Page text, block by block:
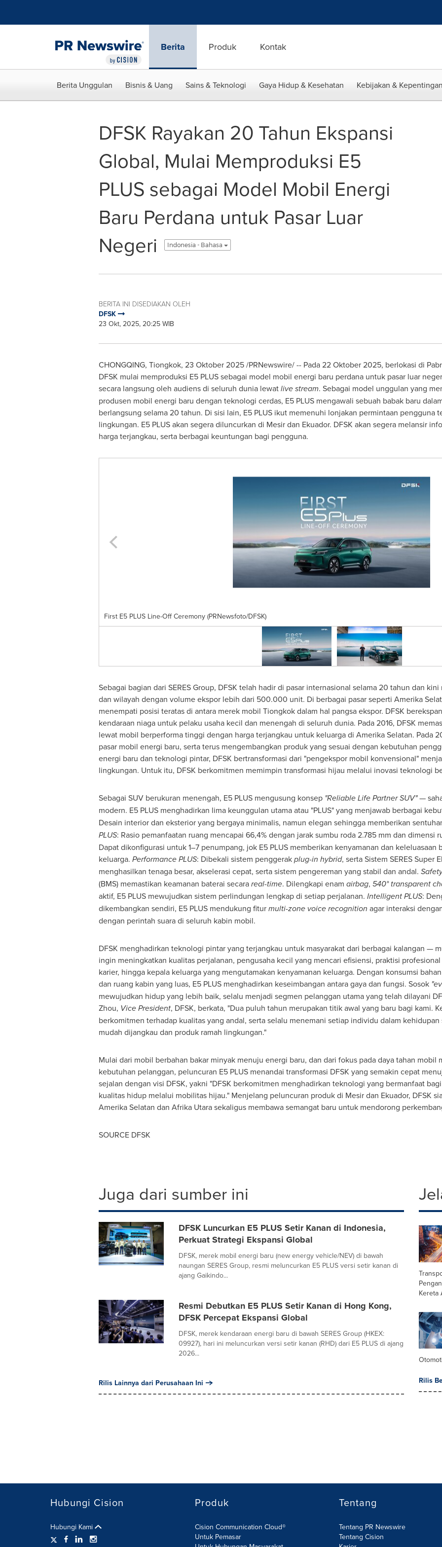
Berita Produk Kontak
Berita Unggulan Bisnis & Uang Sains & Teknologi Gaya Hidup & Kesehatan Kebijakan &
DFSK Rayakan 20 Tahun Ekspansi
Global, Mulai Memproduksi E5
PLUS sebagai Model Mobil Energi
Baru Perdana untuk Pasar Luar
Negeri
Indonesia - Bahasa
BERITA INI DISEDIAKAN OLEH
DFSK
23 Okt, 2025, 20:25 WIB
CHONGQING, Tiongkok, 23 Oktober 2025 /PRNewswire/ -- Pada 22 Oktober 2025, berlokasi di
DFSK mulai memproduksi E5 PLUS sebagai model mobil energi baru perdana untuk pasar luar
secara langsung oleh audiens di seluruh dunia lewatlive stream. Sebagai model unggulan yang
produsen mobil energi baru dengan teknologi cerdas, E5 PLUS mengawali sebuah babak baru
berlangsung selama 20 tahun. Di sisi lain, E5 PLUS ikut memenuhi lonjakan permintaan pengguna
lingkungan. E5 PLUS akan segera diluncurkan di Mesir dan Ekuador. DFSK akan segera melansir
harga terjangkau, serta berbagai keuntungan bagi pengguna.
First E5 PLUS Line-Off Ceremony (PRNewsfoto/DFSK)
Sebagai bagian dari SERES Group, DFSK telah hadir di pasar internasional selama 20 tahun dan
dan wilayah dengan volume ekspor lebih dari 500.000 unit. Di berbagai pasar seperti Amerika
menempati posisi teratas di antara merek mobil Tiongkok dalam hal pangsa ekspor. DFSK
kendaraan niaga untuk pelaku usaha kecil dan menengah di seluruh dunia. Pada 2016, DFSK
lewat mobil berperforma tinggi dengan harga terjangkau untuk keluarga di Amerika Selatan. Pada
pasar mobil energi baru, serta terus mengembangkan produk yang sesuai dengan kebutuhan
energi baru dan teknologi pintar, DFSK bertransformasi dari "pengekspor mobil konvensional"
lingkungan. Untuk itu, DFSK berkomitmen memimpin transformasi hijau melalui inovasi teknologi
Sebagai SUV berukuran menengah, E5 PLUS mengusung konsep "Reliable Life Partner SUV"—
modern. E5 PLUS menghadirkan lima keunggulan utama atau "PLUS" yang menjawab berbagai
Desain interior dan eksterior yang bergaya minimalis, namun elegan sehingga memberikan
PLUS: Rasio pemanfaatan ruang mencapai 66,4% dengan jarak sumbu roda 2.785 mm dan dimensi
Dapat dikonfigurasi untuk 1–7 penumpang, jok E5 PLUS memberikan kenyamanan dan
keluarga. Performance PLUS: Dibekali sistem penggerakplug-in hybrid, serta Sistem SERES Super
menghasilkan tenaga besar, akselerasi cepat, serta sistem pengereman yang stabil dan andal.
(BMS) memastikan keamanan baterai secarareal-time. Dilengkapi enam airbag, 540° transparent
aktif, E5 PLUS mewujudkan sistem perlindungan lengkap di setiap perjalanan. Intelligent PLUS:
dikembangkan sendiri, E5 PLUS mendukung fiturmulti-zone voice recognition agar interaksi
dengan perintah suara di seluruh kabin mobil.
DFSK menghadirkan teknologi pintar yang terjangkau untuk masyarakat dari berbagai kalangan —
ingin meningkatkan kualitas perjalanan, pengusaha kecil yang mencari efisiensi, praktisi
karier, hingga kepala keluarga yang mengutamakan kenyamanan keluarga. Dengan konsumsi
dan ruang kabin yang luas, E5 PLUS menghadirkan keseimbangan antara gaya dan fungsi. Sosok
mewujudkan hidup yang lebih baik, selalu menjadi segmen pelanggan utama yang telah dilayani
Zhou, Vice President, DFSK, berkata, "Dua puluh tahun merupakan titik awal yang baru bagi kami.
berkomitmen terhadap kualitas yang andal, serta selalu menemani setiap individu dalam
mudah dijangkau dan produk ramah lingkungan."
Mulai dari mobil berbahan bakar minyak menuju energi baru, dan dari fokus pada daya tahan mobil
kebutuhan pelanggan, peluncuran E5 PLUS menandai transformasi DFSK yang semakin cepat
sejalan dengan visi DFSK, yakni "DFSK berkomitmen menghadirkan teknologi yang bermanfaat
kualitas hidup melalui mobilitas hijau." Menjelang peluncuran produk di Mesir dan Ekuador, DFSK
Amerika Selatan dan Afrika Utara sekaligus membawa semangat baru untuk mendorong
SOURCE DFSK
Juga dari sumber ini
DFSK Luncurkan E5 PLUS Setir Kanan di Indonesia,
Perkuat Strategi Ekspansi Global
DFSK, merek mobil energi baru (new energy vehicle/NEV) di bawah
naungan SERES Group, resmi meluncurkan E5 PLUS versi setir kanan di
ajang Gaikindo...
Resmi Debutkan E5 PLUS Setir Kanan di Hong Kong,
DFSK Percepat Ekspansi Global
DFSK, merek kendaraan energi baru di bawah SERES Group (HKEX:
09927), hari ini meluncurkan versi setir kanan (RHD) dari E5 PLUS di ajang
2026...
Rilis Lainnya dari Perusahaan Ini
Kereta
Rilis
Hubungi Cision
Hubungi Kami
Produk
Cision Communication Cloud®
Untuk Pemasar
Tentang
Tentang PR Newswire
Tentang Cision